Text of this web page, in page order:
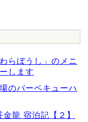
らぼうし」のメニ
します
のバーベキューハ
龍 宿泊記【２】